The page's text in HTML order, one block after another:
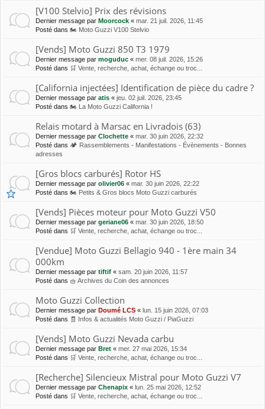
[V100 Stelvio] Prix des révisions
Dernier message par Moorcock « mar. 21 juil. 2026, 11:45
Posté dans 🏍 Moto Guzzi V100 Stelvio
[Vends] Moto Guzzi 850 T3 1979
Dernier message par moguduc « mer. 08 juil. 2026, 15:26
Posté dans 🛒 Vente, recherche, achat, échange ou troc...
[California injectées] Identification de pièce du cadre ?
Dernier message par atis « jeu. 02 juil. 2026, 23:45
Posté dans 🏍 La Moto Guzzi California !
Relais motard à Marsac en Livradois (63)
Dernier message par Clochette « mar. 30 juin 2026, 22:32
Posté dans 🏕 Rassemblements - Manifestations - Évènements - Bonnes
adresses
[Gros blocs carburés] Rotor HS
Dernier message par olivier06 « mar. 30 juin 2026, 22:22
Posté dans 🏍 Petits & Gros blocs Moto Guzzi carburés
[Vends] Pièces moteur pour Moto Guzzi V50
Dernier message par geriane06 « mar. 30 juin 2026, 18:50
Posté dans 🛒 Vente, recherche, achat, échange ou troc...
[Vendue] Moto Guzzi Bellagio 940 - 1ère main 34
000km
Dernier message par tiftif « sam. 20 juin 2026, 11:57
Posté dans 🧺 Archives du Coin des annonces
Moto Guzzi Collection
Dernier message par Doumé LCS « lun. 15 juin 2026, 07:03
Posté dans 🧾 Infos & actualités Moto Guzzi / PiaGuzzi
[Vends] Moto Guzzi Nevada carbu
Dernier message par Bret « mer. 27 mai 2026, 15:34
Posté dans 🛒 Vente, recherche, achat, échange ou troc...
[Recherche] Silencieux Mistral pour Moto Guzzi V7
Dernier message par Chenapix « lun. 25 mai 2026, 12:52
Posté dans 🛒 Vente, recherche, achat, échange ou troc...